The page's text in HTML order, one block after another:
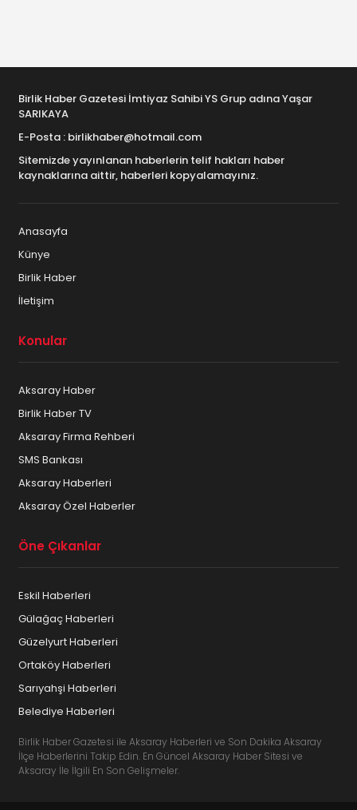
Birlik Haber Gazetesi İmtiyaz Sahibi YS Grup adına Yaşar
SARIKAYA
E-Posta : birlikhaber@hotmail.com
Sitemizde yayınlanan haberlerin telif hakları haber
kaynaklarına aittir, haberleri kopyalamayınız.
Anasayfa
Künye
Birlik Haber
İletişim
Konular
Aksaray Haber
Birlik Haber TV
Aksaray Firma Rehberi
SMS Bankası
Aksaray Haberleri
Aksaray Özel Haberler
Öne Çıkanlar
Eskil Haberleri
Gülağaç Haberleri
Güzelyurt Haberleri
Ortaköy Haberleri
Sarıyahşi Haberleri
Belediye Haberleri
Birlik Haber Gazetesi ile Aksaray Haberleri ve Son Dakika Aksaray
İlçe Haberlerini Takip Edin. En Güncel Aksaray Haber Sitesi ve
Aksaray İle İlgili En Son Gelişmeler.